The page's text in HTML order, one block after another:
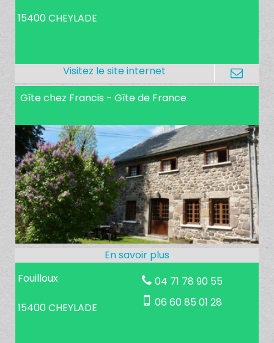
15400 CHEYLADE
Gîte chez Francis - Gîte de France
Fouilloux
15400 CHEYLADE
04 71 78 90 55
06 60 85 01 28